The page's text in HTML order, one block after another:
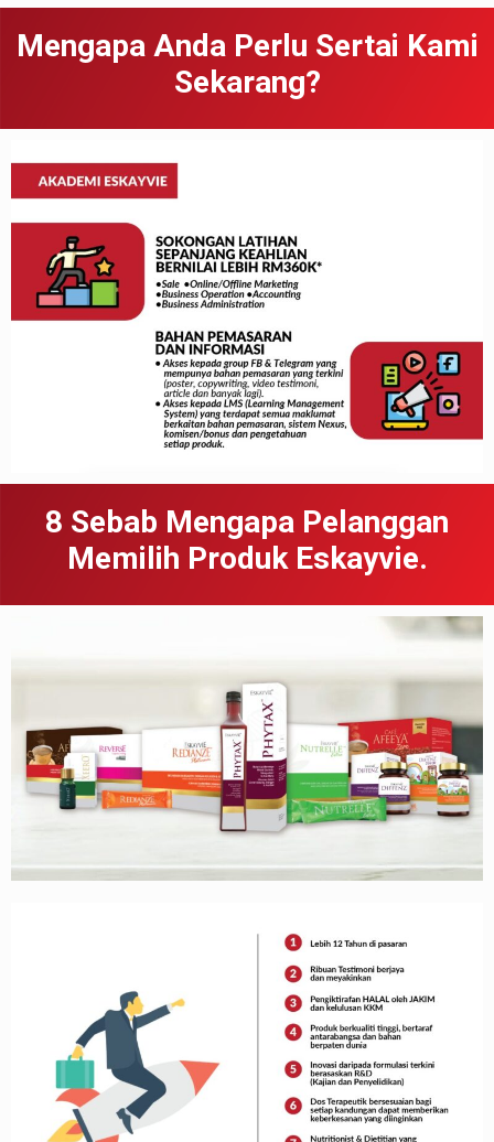
Mengapa Anda Perlu Sertai Kami
Sekarang?
8 Sebab Mengapa Pelanggan
Memilih Produk Eskayvie.